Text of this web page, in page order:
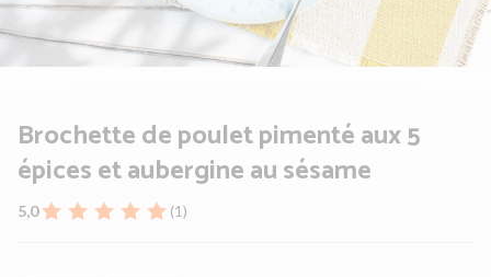
Brochette de poulet pimenté aux 5
épices et aubergine au sésame
5,0 (1)